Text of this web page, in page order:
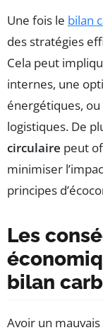
Une fois le bilan
des stratégies
Cela peut
internes, une
énergétiques,
logistiques. De
circulaire peut
minimiser
principes
Les
bilan
Avoir un